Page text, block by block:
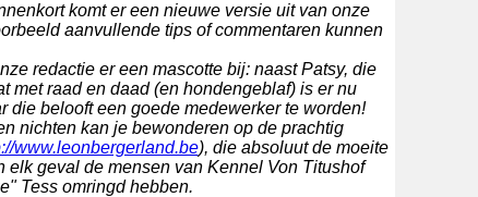
komt er een nieuwe versie uit van onze
aanvullende tips of commentaren kunnen
redactie er een mascotte bij: naast Patsy, die
met raad en daad (en hondengeblaf) is er nu
die belooft een goede medewerker te worden!
nichten kan je bewonderen op de prachtig
www.leonbergerland.be), die absoluut de moeite
geval de mensen van Kennel Von Titushof
Tess omringd hebben.